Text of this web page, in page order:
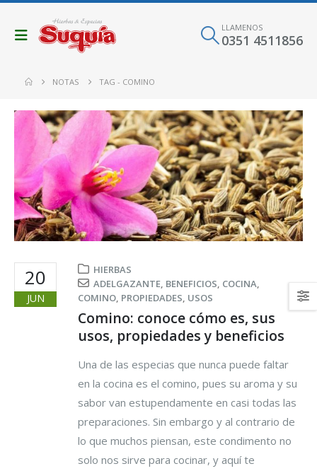
LLAMENOS
0351 4511856
NOTAS TAG - COMINO
20
JUN
HIERBAS
ADELGAZANTE, BENEFICIOS, COCINA,
COMINO, PROPIEDADES, USOS
Comino: conoce cómo es, sus
usos, propiedades y beneficios
Una de las especias que nunca puede faltar
en la cocina es el comino, pues su aroma y su
sabor van estupendamente en casi todas las
preparaciones. Sin embargo y al contrario de
lo que muchos piensan, este condimento no
solo nos sirve para cocinar, y aquí te